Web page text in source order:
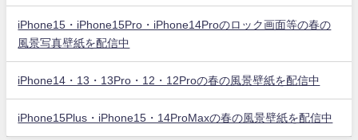
iPhone15・iPhone15Pro・iPhone14Proのロック画面等の春の
風景写真壁紙を配信中
iPhone14・13・13Pro・12・12Proの春の風景壁紙を配信中
iPhone15Plus・iPhone15・14ProMaxの春の風景壁紙を配信中